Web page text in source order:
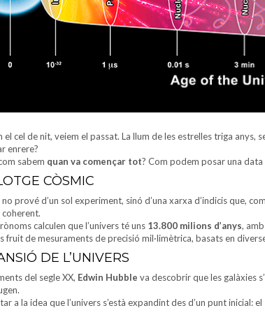
el cel de nit, veiem el passat. La llum de les estrelles triga anys,
enrere?
sabem quan va començar tot? Com podem posar una data
CÒSMIC
prové d’un sol experiment, sinó d’una xarxa d’indicis que,
calculen que l’univers té uns 13.800 milions d’anys,
fruit de mesuraments de precisió mil·limètrica, basats en
DE L’UNIVERS
del segle XX, Edwin Hubble va descobrir que les galàxies
a la idea que l’univers s’està expandint des d’un punt inicial: el